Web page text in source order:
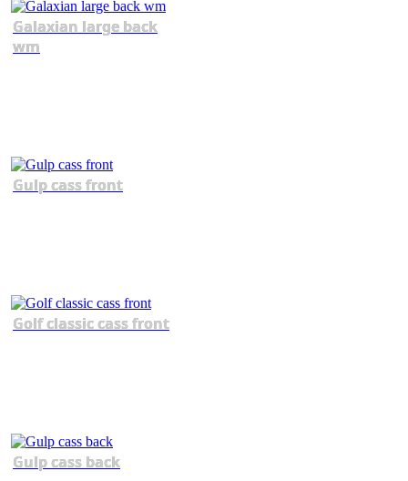
Galaxian large back
wm
Gulp cass front
Golf classic cass front
Gulp cass back